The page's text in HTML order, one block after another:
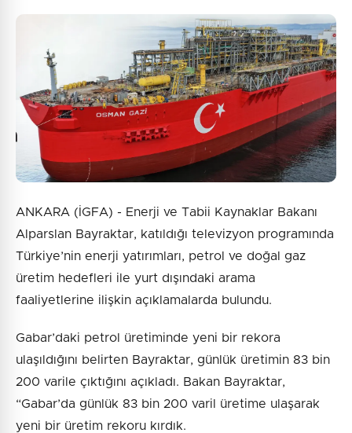
ANKARA (İGFA) - Enerji ve Tabii Kaynaklar Bakanı
Alparslan Bayraktar, katıldığı televizyon programında
Türkiye’nin enerji yatırımları, petrol ve doğal gaz
üretim hedefleri ile yurt dışındaki arama
faaliyetlerine ilişkin açıklamalarda bulundu.
Gabar’daki petrol üretiminde yeni bir rekora
ulaşıldığını belirten Bayraktar, günlük üretimin 83 bin
200 varile çıktığını açıkladı. Bakan Bayraktar,
“Gabar’da günlük 83 bin 200 varil üretime ulaşarak
yeni bir üretim rekoru kırdık.